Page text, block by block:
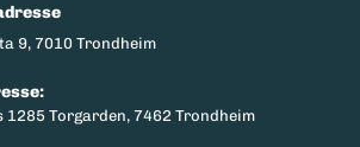
9, 7010 Trondheim
1285 Torgarden, 7462 Trondheim